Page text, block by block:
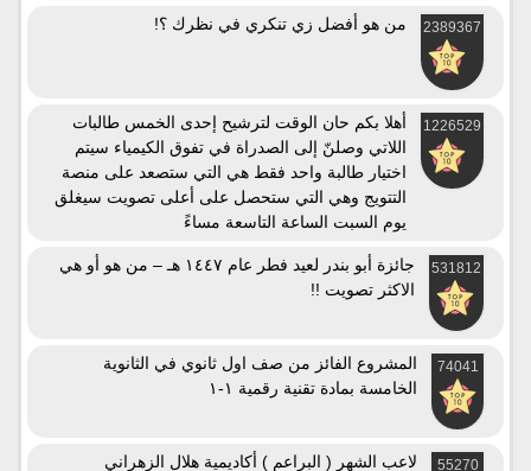
2389367 من هو أفضل زي تنكري في نظرك ؟!
1226529
أهلا بكم حان الوقت لترشيح إحدى الخمس طالبات
اللاتي وصلنّ إلى الصدراة في تفوق الكيمياء سيتم
اختيار طالبة واحد فقط هي التي ستصعد على منصة
التتويج وهي التي ستحصل على أعلى تصويت سيغلق
يوم السبت الساعة التاسعة مساءً
531812
جائزة أبو بندر لعيد فطر عام ١٤٤٧ هـ – من هو أو هي
الاكثر تصويت !!
74041
المشروع الفائز من صف اول ثانوي في الثانوية
الخامسة بمادة تقنية رقمية ١-١
55270 لاعب الشهر ( البراعم ) أكاديمية هلال الزهراني